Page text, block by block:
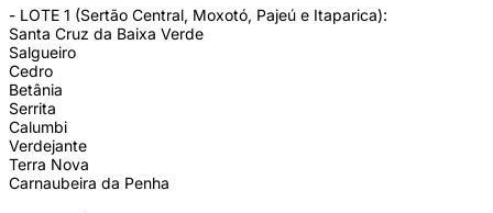
- LOTE 1 (Sertão Central, Moxotó, Pajeú e Itaparica):
Santa Cruz da Baixa Verde
Salgueiro
Cedro
Betânia
Serrita
Calumbi
Verdejante
Terra Nova
Carnaubeira da Penha